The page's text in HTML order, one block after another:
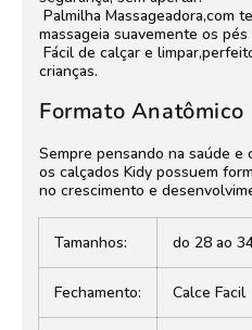
Palmilha Massageadora,com
massageia suavemente os pés
Fácil de calçar e
crianças.
Formato Anatômico
Sempre pensando na saúde
os calçados Kidy possuem
no crescimento e
Tamanhos: do 28 ao
Fechamento: Calce Facil